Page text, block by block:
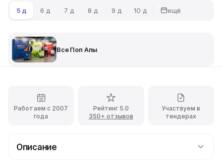
5 д
6 д 7 д 8 д 9 д 10 д ещё
Все Поп Апы
Работаем с 2007
года
Рейтинг 5.0
350+ отзывов
Участвуем в
тендерах
Описание